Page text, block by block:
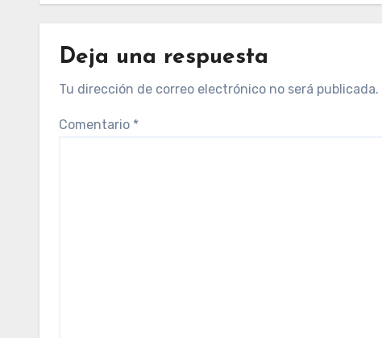
Deja una respuesta
Tu dirección de correo electrónico no será publicada.
Comentario *